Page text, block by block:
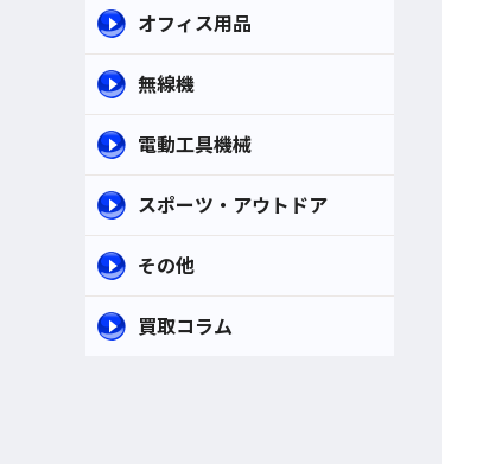
オフィス用品
無線機
電動工具機械
スポーツ・アウトドア
その他
買取コラム